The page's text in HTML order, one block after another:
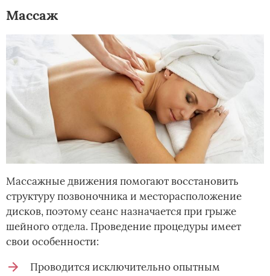
Массаж
Массажные движения помогают восстановить
структуру позвоночника и месторасположение
дисков, поэтому сеанс назначается при грыже
шейного отдела. Проведение процедуры имеет
свои особенности:
Проводится исключительно опытным